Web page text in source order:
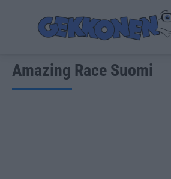
Amazing Race Suomi